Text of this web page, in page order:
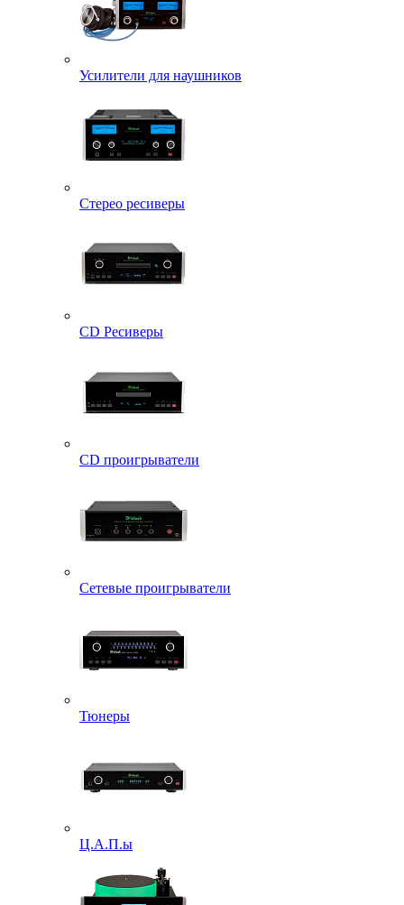
Усилители для наушников
Стерео ресиверы
CD Ресиверы
CD проигрыватели
Сетевые проигрыватели
Тюнеры
Ц.А.П.ы